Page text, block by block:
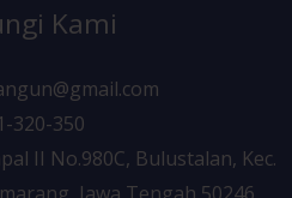
Kami
320-350
II No.980C, Bulustalan, Kec.